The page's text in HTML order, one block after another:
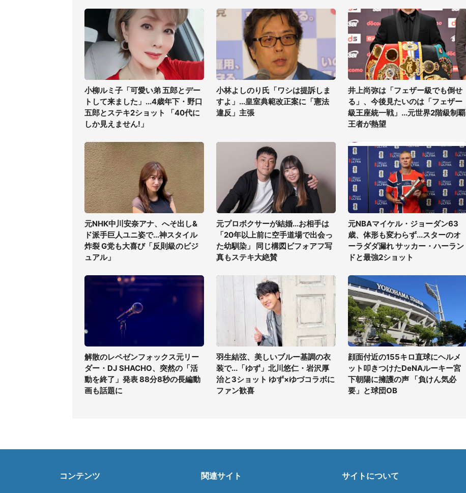
小柳ルミ子「可愛い弟 五郎とデー
トして来ました」...4歳年下・野口
五郎とステキ2ショット 「40代に
しか見えません!」
小林よしのり氏「ワシは提訴しま
すよ」...皇室典範改正案に「憲法
違反」主張
井上尚弥は「フェザー級でも倒せ
る」、今後見たいのは「フェザー
級王座統一戦」...元世界2階級制覇
王者が熱望
元NHK中川安奈アナ、へそ出し&
ド派手巨人ユニ姿で...神スタイル
炸裂 G党も大喜び「反則級のビジ
ュアル」
元プロボクサーが結婚...お相手は
「20年以上前に空手道場で出会っ
た幼馴染」 同じ構図ビフォアフ写
真もステキ大絶賛
元NBAマイケル・ジョーダン63
歳、体形も変わらず...スターのオ
ーラダダ漏れ サッカー・ハーラン
ドと最強2ショット
解散のレペゼンフォックス元リー
ダー・DJ SHACHO、突然の「活
動を終了」発表 88分8秒の長編動
画も話題に
羽生結弦、美しいブルー基調の衣
装で...「ゆず」北川悠仁・岩沢厚
治と3ショット ゆず×ゆづコラボに
ファン歓喜
顔面付近の155キロ直球にヘルメ
ット叩きつけたDeNAルーキー宮
下朝陽に擁護の声 「負けん気必
要」と球団OB
コンテンツ 関連サイト サイトについて